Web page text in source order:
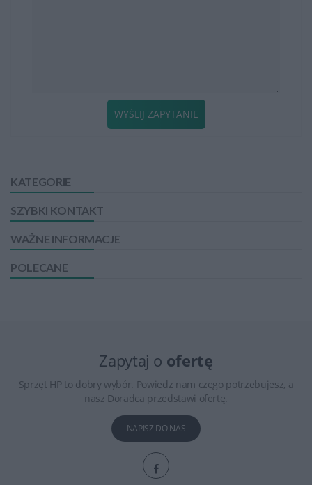
KATEGORIE
SZYBKI KONTAKT
WAŻNE INFORMACJE
POLECANE
WYŚLIJ ZAPYTANIE
Zapytaj o ofertę
Sprzęt HP to dobry wybór. Powiedz nam czego potrzebujesz, a
nasz Doradca przedstawi ofertę.
NAPISZ DO NAS